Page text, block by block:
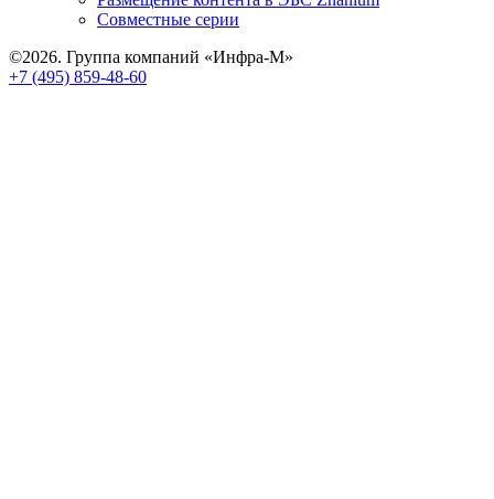
Совместные серии
©2026. Группа компаний «Инфра-М»
+7 (495) 859-48-60